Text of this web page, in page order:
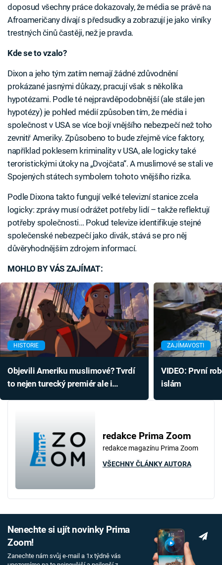
doposud všechny práce dokazovaly, že média se právě na
Afroameričany dívají s předsudky a zobrazují je jako viníky
trestných činů častěji, než je pravda.
Kde se to vzalo?
Dixon a jeho tým zatím nemají žádné zdůvodnění
prokázané jasnými důkazy, pracují však s několika
hypotézami. Podle té nejpravděpodobnější (ale stále jen
hypotézy) je pohled médií způsoben tím, že média i
společnost v USA se více bojí vnějšího nebezpečí než toho
zevnitř Ameriky. Způsobeno to bude zřejmě více faktory,
například poklesem kriminality v USA, ale logicky také
teroristickými útoky na „Dvojčata“. A muslimové se stali ve
Spojených státech symbolem tohoto vnějšího rizika.
Podle Dixona takto fungují velké televizní stanice zcela
logicky: zprávy musí odrážet potřeby lidí – takže reflektují
potřeby společnosti… Pokud televize identifikuje stejné
společenské nebezpečí jako divák, stává se pro něj
důvěryhodnějším zdrojem informací.
MOHLO BY VÁS ZAJÍMAT:
HISTORIE
Objevili Ameriku muslimové? Tvrdí
to nejen turecký premiér ale i
ZAJÍMAVOSTI
VIDEO: První
islám
redakce Prima Zoom
redakce magazínu Prima Zoom
VŠECHNY ČLÁNKY AUTORA
Nenechte si ujít novinky Prima
Zoom!
Zanechte nám svůj e-mail a 1x týdně vás